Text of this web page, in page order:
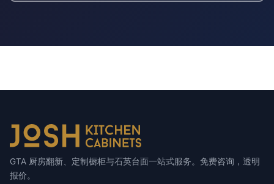
GTA 厨房翻新、定制橱柜与石英台面一站式服务。免费咨询，透明
报价。